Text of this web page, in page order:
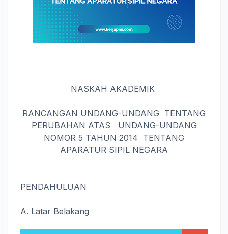
NASKAH AKADEMIK
RANCANGAN UNDANG-UNDANG TENTANG
PERUBAHAN ATAS UNDANG-UNDANG
NOMOR 5 TAHUN 2014 TENTANG
APARATUR SIPIL NEGARA
PENDAHULUAN
A. Latar Belakang